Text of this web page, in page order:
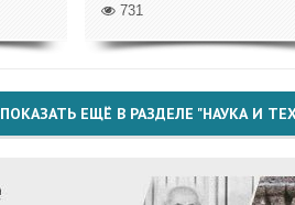
731
ПОКАЗАТЬ ЕЩЁ В РАЗДЕЛЕ "НАУКА И